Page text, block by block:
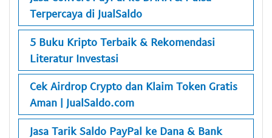
Terpercaya di JualSaldo
5 Buku Kripto Terbaik & Rekomendasi
Literatur Investasi
Cek Airdrop Crypto dan Klaim Token Gratis
Aman | JualSaldo.com
Jasa Tarik Saldo PayPal ke Dana & Bank